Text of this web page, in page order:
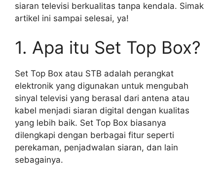
siaran televisi berkualitas tanpa kendala. Simak
artikel ini sampai selesai, ya!
1. Apa itu Set Top Box?
Set Top Box atau STB adalah perangkat
elektronik yang digunakan untuk mengubah
sinyal televisi yang berasal dari antena atau
kabel menjadi siaran digital dengan kualitas
yang lebih baik. Set Top Box biasanya
dilengkapi dengan berbagai fitur seperti
perekaman, penjadwalan siaran, dan lain
sebagainya.